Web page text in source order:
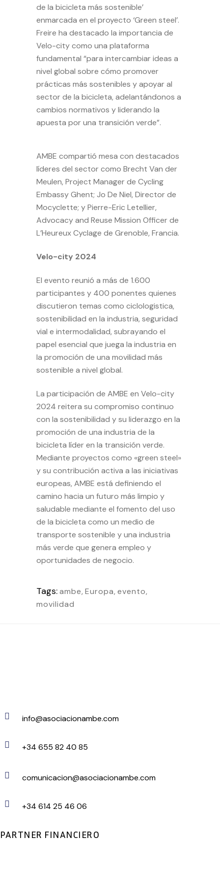
de la bicicleta más sostenible’
enmarcada en el proyecto ‘Green steel’.
Freire ha destacado la importancia de
Velo-city como una plataforma
fundamental “para intercambiar ideas a
nivel global sobre cómo promover
prácticas más sostenibles y apoyar al
sector de la bicicleta, adelantándonos a
cambios normativos y liderando la
apuesta por una transición verde”.
AMBE compartió mesa con destacados
líderes del sector como Brecht Van der
Meulen, Project Manager de Cycling
Embassy Ghent; Jo De Niel, Director de
Mocyclette; y Pierre-Eric Letellier,
Advocacy and Reuse Mission Officer de
L’Heureux Cyclage de Grenoble, Francia.
Velo-city 2024
El evento reunió a más de 1.600
participantes y 400 ponentes quienes
discutieron temas como ciclologistica,
sostenibilidad en la industria, seguridad
vial e intermodalidad, subrayando el
papel esencial que juega la industria en
la promoción de una movilidad más
sostenible a nivel global.
La participación de AMBE en Velo-city
2024 reitera su compromiso continuo
con la sostenibilidad y su liderazgo en la
promoción de una industria de la
bicicleta líder en la transición verde.
Mediante proyectos como «green steel»
y su contribución activa a las iniciativas
europeas, AMBE está definiendo el
camino hacia un futuro más limpio y
saludable mediante el fomento del uso
de la bicicleta como un medio de
transporte sostenible y una industria
más verde que genera empleo y
oportunidades de negocio.
Tags:ambe, Europa, evento,
movilidad
info@asociacionambe.com
+34 655 82 40 85
comunicacion@asociacionambe.com
+34 614 25 46 06
PARTNER FINANCIERO